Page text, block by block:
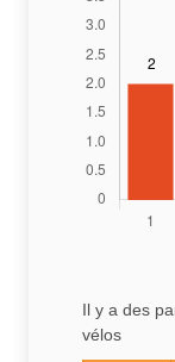
Il y a des
vélos